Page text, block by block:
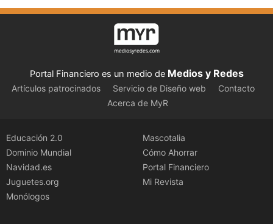
Portal Financiero es un medio de Medios y Redes
Artículos patrocinados Servicio de Diseño web
Contacto
Acerca de MyR
Educación 2.0
Dominio Mundial
Navidad.es
Juguetes.org
Monólogos
Mascotalia
Cómo Ahorrar
Portal Financiero
Mi Revista